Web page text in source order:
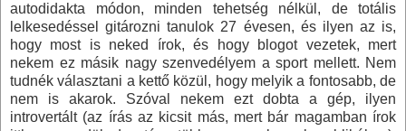
autodidakta módon, minden tehetség nélkül, de totális
lelkesedéssel gitározni tanulok 27 évesen, és ilyen az is,
hogy most is neked írok, és hogy blogot vezetek, mert
nekem ez másik nagy szenvedélyem a sport mellett. Nem
tudnék választani a kettő közül, hogy melyik a fontosabb, de
nem is akarok. Szóval nekem ezt dobta a gép, ilyen
introvertált (az írás az kicsit más, mert bár magamban írok